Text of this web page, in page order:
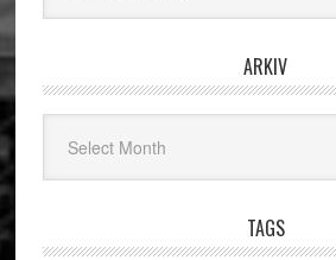
ARKIV
TAGS